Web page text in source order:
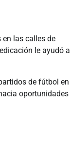
las calles de
le ayudó a
de fútbol en
oportunidades